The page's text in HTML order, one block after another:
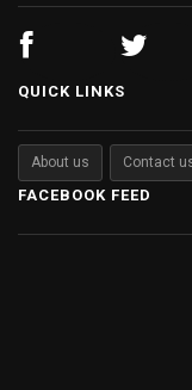
QUICK LINKS
About us Contact
FACEBOOK FEED